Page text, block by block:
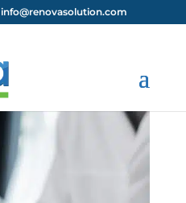
info@renovasolution.com